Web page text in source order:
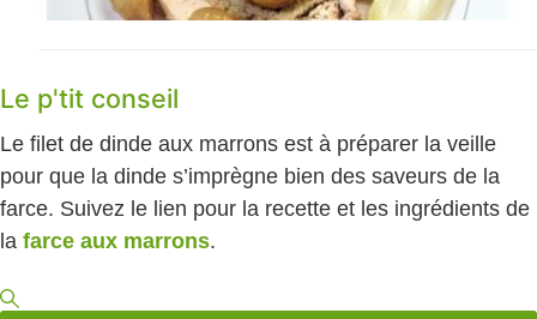
Le p'tit conseil
Le filet de dinde aux marrons est à préparer la veille
pour que la dinde s’imprègne bien des saveurs de la
farce. Suivez le lien pour la recette et les ingrédients de
la farce aux marrons.